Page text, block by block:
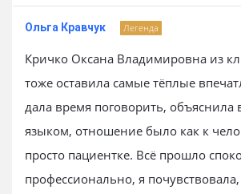
Ольга Кравчук Легенда
Кричко Оксана Владимировна из
тоже оставила самые тёплые
дала время поговорить, объяснила
языком, отношение было как к
просто пациентке. Всё прошло
профессионально, я